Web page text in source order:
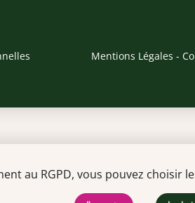
Mentions Légales -
au RGPD, vous pouvez choisir